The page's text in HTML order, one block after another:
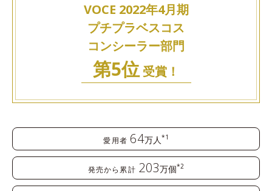
VOCE 2022年4月期
プチプラベスコス
コンシーラー部門
第5位受賞！
愛用者 64万人 *1
発売から累計 203万個*2